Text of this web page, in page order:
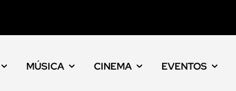
MÚSICA CINEMA EVENTOS